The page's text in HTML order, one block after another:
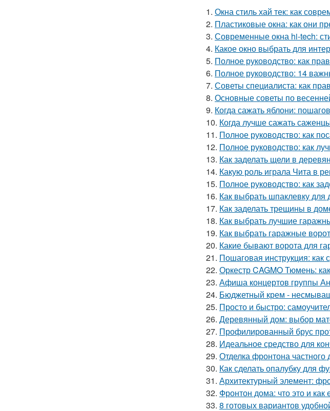
1. Окна стиль хай тек: как
2. Пластиковые окна: как они
3. Современные окна hi-tech:
4. Какое окно выбрать для
5. Полное руководство: как
6. Полное руководство: 14
7. Советы специалиста: как
8. Основные советы по
9. Когда сажать яблони:
10. Когда лучше сажать
11. Полное руководство: как
12. Полное руководство: как
13. Как заделать щели в
14. Какую роль играла Чита в
15. Полное руководство: как
16. Как выбрать шпаклевку для
17. Как заделать трещины в
18. Как выбрать лучшие
19. Как выбрать гаражные
20. Какие бывают ворота для
21. Пошаговая инструкция: как
22. Оркестр CAGMO Тюмень:
23. Афиша концертов группы
24. Бюджетный крем -
25. Просто и быстро:
26. Деревянный дом: выбор
27. Профилированный брус
28. Идеальное средство для
29. Отделка фронтона
30. Как сделать опалубку для
31. Архитектурный элемент:
32. Фронтон дома: что это и как
33. 8 готовых вариантов